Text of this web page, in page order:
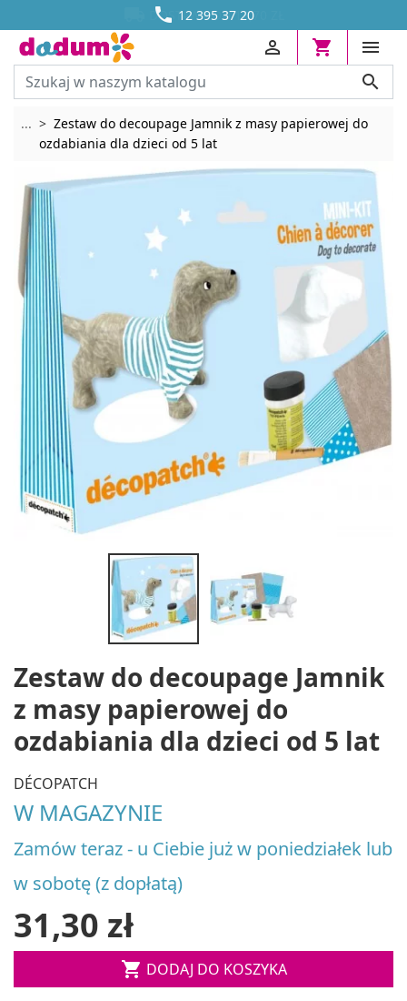
 12 395 37 20
DOSTAWA OD 13,70 ZŁ





... Rozwiń breadcrumbs
Zestaw do decoupage Jamnik z masy papierowej do
ozdabiania dla dzieci od 5 lat
Zestaw do decoupage Jamnik
z masy papierowej do
ozdabiania dla dzieci od 5 lat
DÉCOPATCH
W MAGAZYNIE
Zamów teraz - u Ciebie już w poniedziałek lub
w sobotę (z dopłatą)
31,30 zł
 DODAJ DO KOSZYKA